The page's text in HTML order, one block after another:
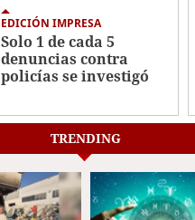
EDICIÓN IMPRESA
Solo 1 de cada 5
denuncias contra
policías se investigó
TRENDING